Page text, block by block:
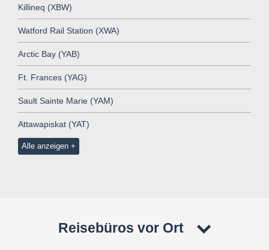
Killineq (XBW)
Watford Rail Station (XWA)
Arctic Bay (YAB)
Ft. Frances (YAG)
Sault Sainte Marie (YAM)
Attawapiskat (YAT)
Alle anzeigen
Reisebüros vor Ort